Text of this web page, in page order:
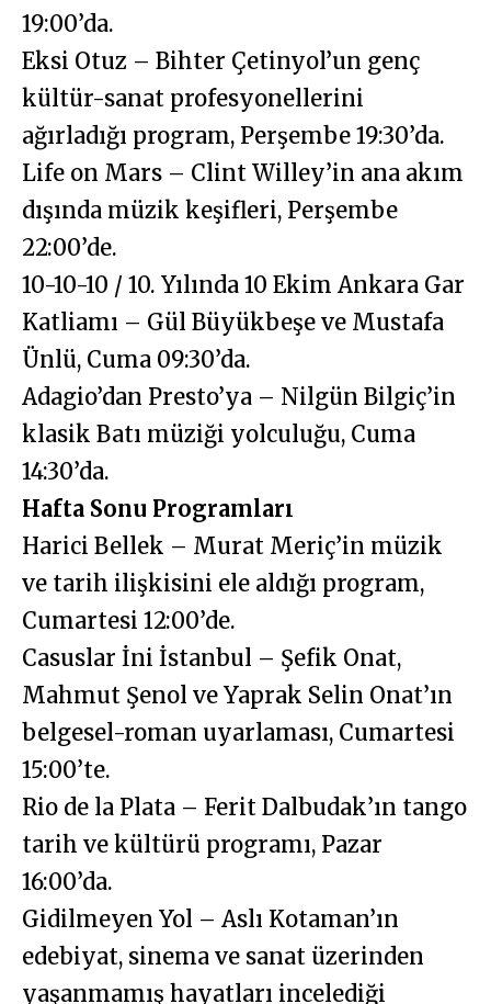
19:00’da.
Eksi Otuz – Bihter Çetinyol’un genç
kültür-sanat profesyonellerini
ağırladığı program, Perşembe 19:30’da.
Life on Mars – Clint Willey’in ana akım
dışında müzik keşifleri, Perşembe
22:00’de.
10-10-10 / 10. Yılında 10 Ekim Ankara Gar
Katliamı – Gül Büyükbeşe ve Mustafa
Ünlü, Cuma 09:30’da.
Adagio’dan Presto’ya – Nilgün Bilgiç’in
klasik Batı müziği yolculuğu, Cuma
14:30’da.
Hafta Sonu Programları
Harici Bellek – Murat Meriç’in müzik
ve tarih ilişkisini ele aldığı program,
Cumartesi 12:00’de.
Casuslar İni İstanbul – Şefik Onat,
Mahmut Şenol ve Yaprak Selin Onat’ın
belgesel-roman uyarlaması, Cumartesi
15:00’te.
Rio de la Plata – Ferit Dalbudak’ın tango
tarih ve kültürü programı, Pazar
16:00’da.
Gidilmeyen Yol – Aslı Kotaman’ın
edebiyat, sinema ve sanat üzerinden
yaşanmamış hayatları incelediği